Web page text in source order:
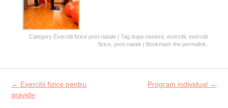
Category Exercitii fizice post-natale | Tag dupa nastere exercitii exercitii
fizice post-natale | Bookmark the permalink
Post navigation
← Exercitii fizice pentru
gravide
Program individual →